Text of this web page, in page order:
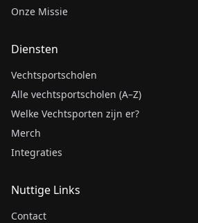
Onze Missie
Diensten
Vechtsportscholen
Alle vechtsportscholen (A–Z)
Welke Vechtsporten zijn er?
Merch
Integraties
Nuttige Links
Contact